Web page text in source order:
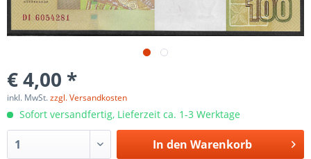
€ 4,00 *
inkl. MwSt.zzgl. Versandkosten
Sofort versandfertig, Lieferzeit ca. 1-3 Werktage
In den Warenkorb